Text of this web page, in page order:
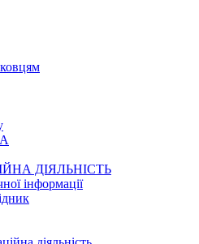
ДІЯЛЬНІСТЬ
інформації